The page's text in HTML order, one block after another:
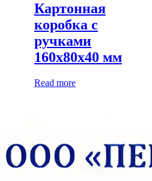
Картонная
коробка с
ручками
160х80х40 мм
Read more